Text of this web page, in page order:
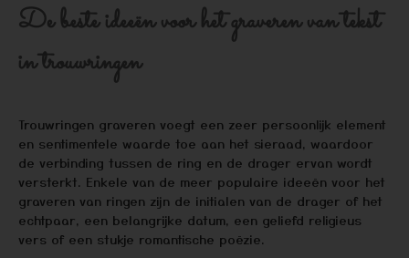
De beste ideeën voor het graveren van tekst
in trouwringen
Trouwringen graveren voegt een zeer persoonlijk element
en sentimentele waarde toe aan het sieraad, waardoor
de verbinding tussen de ring en de drager ervan wordt
versterkt. Enkele van de meer populaire ideeën voor het
graveren van ringen zijn de initialen van de drager of het
echtpaar, een belangrijke datum, een geliefd religieus
vers of een stukje romantische poëzie.